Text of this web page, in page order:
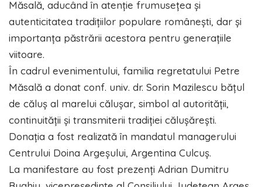
Măsală, aducând în atenție frumusețea și
autenticitatea tradițiilor populare românești, dar și
importanța păstrării acestora pentru generațiile
viitoare.
În cadrul evenimentului, familia regretatului Petre
Măsală a donat conf. univ. dr. Sorin Mazilescu bățul
de căluș al marelui călușar, simbol al autorității,
continuității și transmiterii tradiției călușărești.
Donația a fost realizată în mandatul managerului
Centrului Doina Argeșului, Argentina Culcuș.
La manifestare au fost prezenți Adrian Dumitru